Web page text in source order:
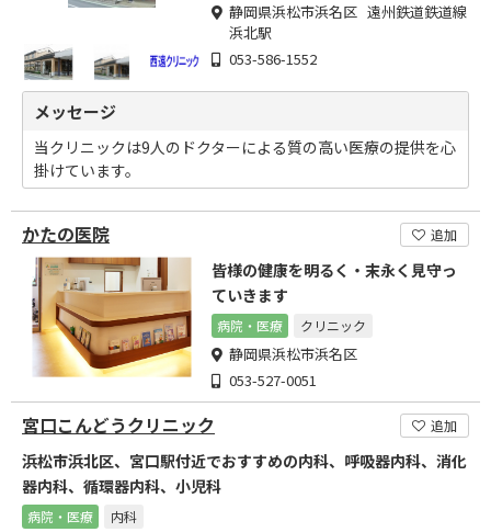
静岡県浜松市浜名区 遠州鉄道鉄道線
浜北駅
053-586-1552
メッセージ
当クリニックは9人のドクターによる質の高い医療の提供を心
掛けています。
かたの医院 追加
皆様の健康を明るく・末永く見守っ
ていきます
病院・医療 クリニック
静岡県浜松市浜名区
053-527-0051
宮口こんどうクリニック 追加
浜松市浜北区、宮口駅付近でおすすめの内科、呼吸器内科、消化
器内科、循環器内科、小児科
病院・医療 内科